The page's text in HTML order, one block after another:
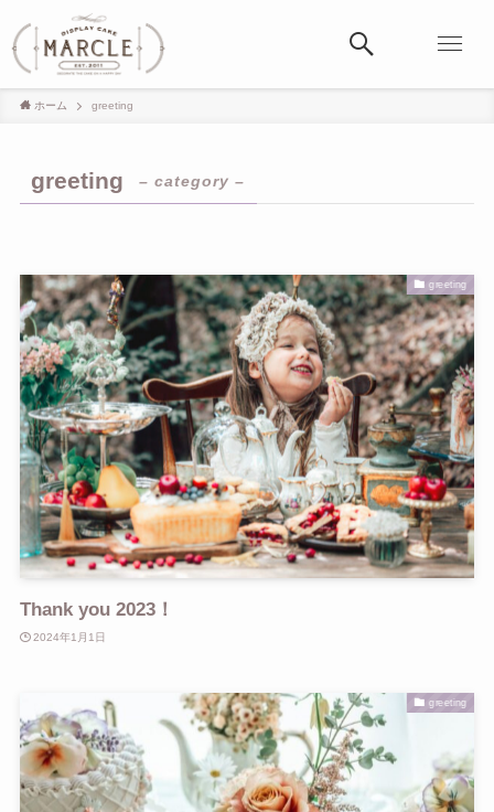
ホーム greeting
greeting – category –
greeting
Thank you 2023！
2024年1月1日
greeting